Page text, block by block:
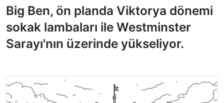
Big Ben, ön planda Viktorya dönemi
sokak lambaları ile Westminster
Sarayı'nın üzerinde yükseliyor.